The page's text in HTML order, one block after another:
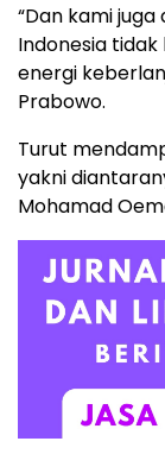
“Dan kami
Indonesia
energi
Prabowo.
Turut
yakni
Mohamad